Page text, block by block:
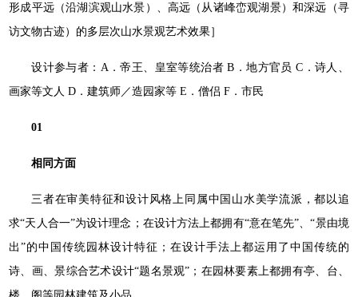
形成平远（沿湖滨观山水景）、高远（从诸峰峦观湖景）和深远（寻
访文物古迹）的多层次山水景观艺术效果］
设计参与者：A．帝王、皇室等统治者 B．地方官员 C．诗人、
画家等文人 D．建筑师／造园家等 E．僧侣 F．市民
01
相同方面
三者在审美特征和设计风格上同属中国山水美学流派，都以追
求“天人合一”为设计理念；在设计方法上都拥有“意在笔先”、“景由境
出”的中国传统园林设计特征；在设计手法上都运用了中国传统的
诗、画、景综合艺术设计“题名景观”；在园林要素上都拥有亭、台、